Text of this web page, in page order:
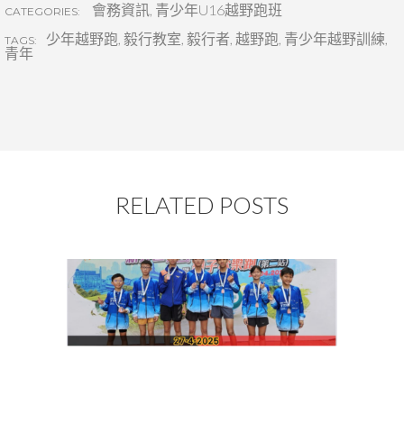
CATEGORIES: 會務資訊, 青少年U16越野跑班
TAGS: 少年越野跑, 毅行教室, 毅行者, 越野跑, 青少年越野訓練,
青年
RELATED POSTS